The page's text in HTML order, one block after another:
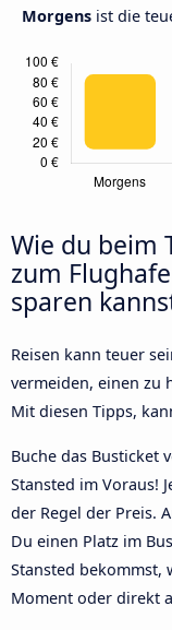
Morgens ist die
Wie du beim
zum
sparen
Reisen kann teuer
vermeiden, einen zu
Mit diesen Tipps,
Buche das Busticket
Stansted im Voraus!
der Regel der Preis.
Du einen Platz im
Stansted bekommst,
Moment oder direkt